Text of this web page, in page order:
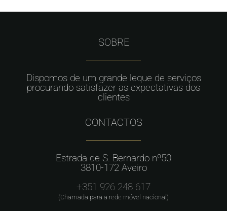
SOBRE
Dispomos de um grande leque de serviços
procurando satisfazer as expectativas dos
clientes
CONTACTOS
Estrada de S. Bernardo nº50
3810-172 Aveiro
+351 926 248 617
(Chamada para a rede móvel nacional)